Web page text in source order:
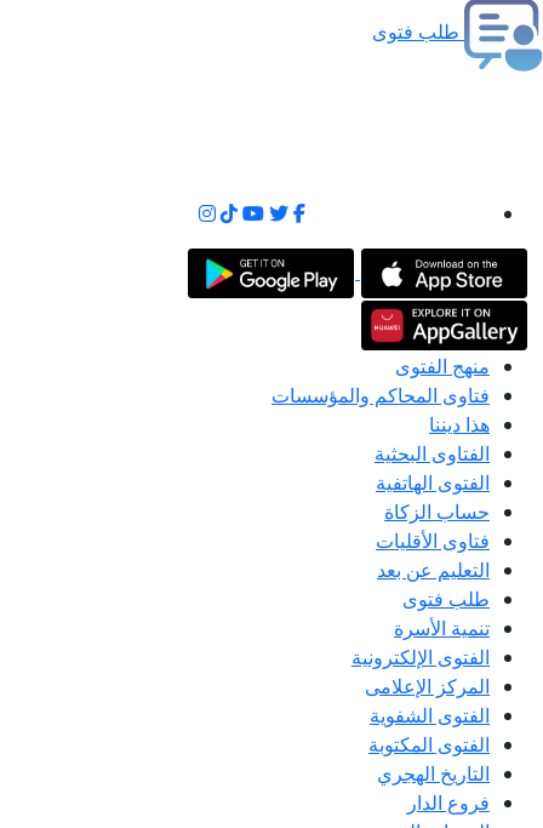
طلب فتوى
منهج الفتوى
فتاوى المحاكم والمؤسسات
هذا ديننا
الفتاوى البحثية
الفتوى الهاتفية
حساب الزكاة
فتاوى الأقليات
التعليم عن بعد
طلب فتوى
تنمية الأسرة
الفتوى الإلكترونية
المركز الإعلامى
الفتوى الشفوية
الفتوى المكتوبة
التاريخ الهجري
فروع الدار